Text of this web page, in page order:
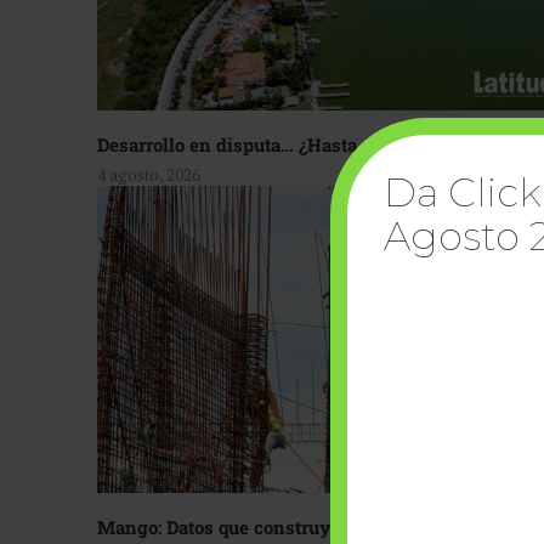
Desarrollo en disputa… ¿Hasta dónde crecer?
4 agosto, 2026
Mango: Datos que construyen confianza
Da
Agosto